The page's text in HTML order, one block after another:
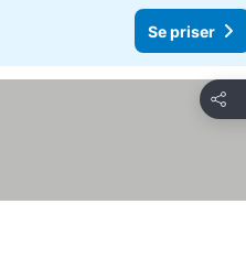
Se priser
Del